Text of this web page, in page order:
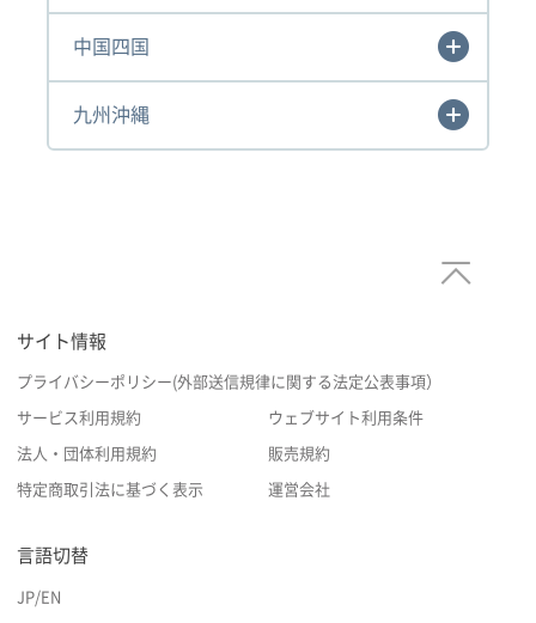
中国四国
九州沖縄
サイト情報
プライバシーポリシー(外部送信規律に関する法定公表事項）
サービス利用規約 ウェブサイト利用条件
法人・団体利用規約 販売規約
特定商取引法に基づく表示 運営会社
言語切替
JP/EN